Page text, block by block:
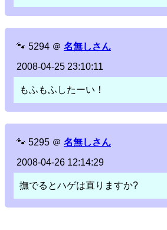
🐾 5294 ＠ 名無しさん
2008-04-25 23:10:11
もふもふしたーい！
🐾 5295 ＠ 名無しさん
2008-04-26 12:14:29
撫でるとハゲは直りますか?